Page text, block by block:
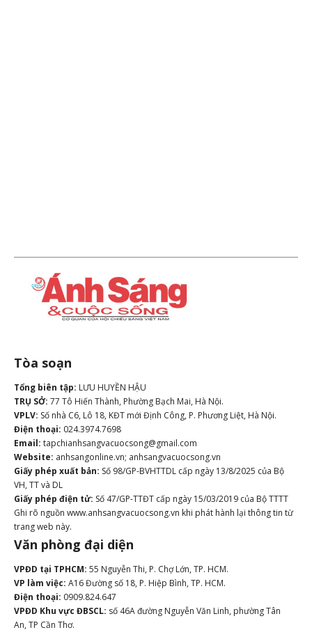
Tòa soạn
Tổng biên tập: LƯU HUYỀN HẬU
TRỤ SỞ: 77 Tô Hiến Thành, Phường Bạch Mai, Hà Nội.
VPLV: Số nhà C6, Lô 18, KĐT mới Định Công, P. Phương Liệt, Hà Nội.
Điện thoại: 024.3974.7698
Email: tapchianhsangvacuocsong@gmail.com
Website: anhsangonline.vn; anhsangvacuocsong.vn
Giấy phép xuất bản: Số 98/GP-BVHTTDL cấp ngày 13/8/2025 của Bộ
VH, TT và DL
Giấy phép điện tử: Số 47/GP-TTĐT cấp ngày 15/03/2019 của Bộ TTTT
Ghi rõ nguồn www.anhsangvacuocsong.vn khi phát hành lại thông tin từ
trang web này.
Văn phòng đại diện
VPĐD tại TPHCM: 55 Nguyễn Thi, P. Chợ Lớn, TP. HCM.
VP làm việc: A16 Đường số 18, P. Hiệp Bình, TP. HCM.
Điện thoại: 0909.824.647
VPĐD Khu vực ĐBSCL: số 46A đường Nguyễn Văn Linh, phường Tân
An, TP Cần Thơ.